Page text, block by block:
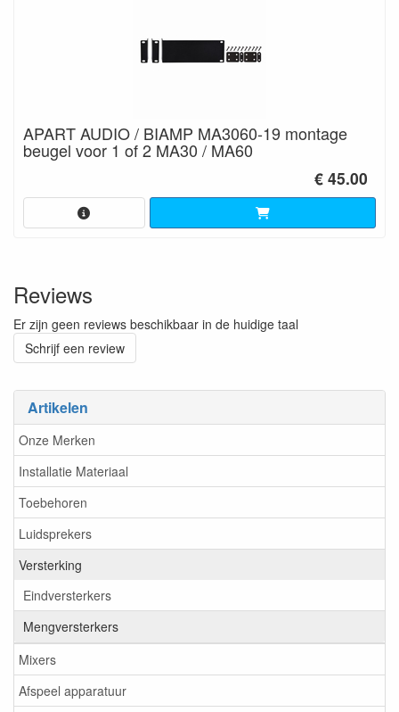
Artikelen
Onze Merken
Installatie Materiaal
Toebehoren
Luidsprekers
Versterking
Eindversterkers
Mengversterkers
Mixers
Afspeel apparatuur
APART AUDIO / BIAMP MA3060-19 montage
beugel voor 1 of 2 MA30 / MA60
€ 45.00
Reviews
Er zijn geen reviews beschikbaar in de huidige taal
Schrijf een review